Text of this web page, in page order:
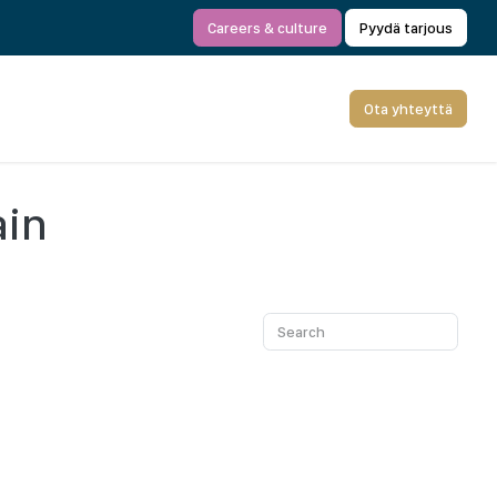
Careers & culture Pyydä tarjous
Ota yhteyttä